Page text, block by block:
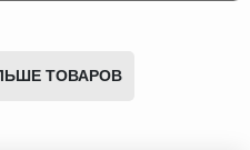
ТОВАРОВ